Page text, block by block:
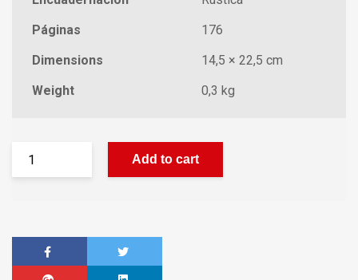
Páginas
176
Dimensions
14,5 × 22,5 cm
Weight
0,3 kg
Add to cart